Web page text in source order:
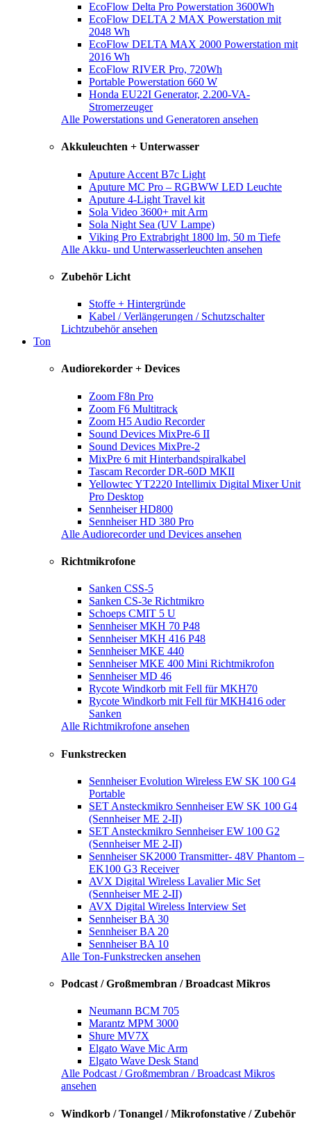
EcoFlow Delta Pro Powerstation 3600Wh
EcoFlow DELTA 2 MAX Powerstation mit
2048 Wh
EcoFlow DELTA MAX 2000 Powerstation mit
2016 Wh
EcoFlow RIVER Pro, 720Wh
Portable Powerstation 660 W
Honda EU22I Generator, 2.200-VA-
Stromerzeuger
Alle Powerstations und Generatoren ansehen
Akkuleuchten + Unterwasser
Aputure Accent B7c Light
Aputure MC Pro – RGBWW LED Leuchte
Aputure 4-Light Travel kit
Sola Video 3600+ mit Arm
Sola Night Sea (UV Lampe)
Viking Pro Extrabright 1800 lm, 50 m Tiefe
Alle Akku- und Unterwasserleuchten ansehen
Zubehör Licht
Stoffe + Hintergründe
Kabel / Verlängerungen / Schutzschalter
Lichtzubehör ansehen
Ton
Audiorekorder + Devices
Zoom F8n Pro
Zoom F6 Multitrack
Zoom H5 Audio Recorder
Sound Devices MixPre-6 II
Sound Devices MixPre-2
MixPre 6 mit Hinterbandspiralkabel
Tascam Recorder DR-60D MKII
Yellowtec YT2220 Intellimix Digital Mixer Unit
Pro Desktop
Sennheiser HD800
Sennheiser HD 380 Pro
Alle Audiorecorder und Devices ansehen
Richtmikrofone
Sanken CSS-5
Sanken CS-3e Richtmikro
Schoeps CMIT 5 U
Sennheiser MKH 70 P48
Sennheiser MKH 416 P48
Sennheiser MKE 440
Sennheiser MKE 400 Mini Richtmikrofon
Sennheiser MD 46
Rycote Windkorb mit Fell für MKH70
Rycote Windkorb mit Fell für MKH416 oder
Sanken
Alle Richtmikrofone ansehen
Funkstrecken
Sennheiser Evolution Wireless EW SK 100 G4
Portable
SET Ansteckmikro Sennheiser EW SK 100 G4
(Sennheiser ME 2-II)
SET Ansteckmikro Sennheiser EW 100 G2
(Sennheiser ME 2-II)
Sennheiser SK2000 Transmitter- 48V Phantom –
EK100 G3 Receiver
AVX Digital Wireless Lavalier Mic Set
(Sennheiser ME 2-II)
AVX Digital Wireless Interview Set
Sennheiser BA 30
Sennheiser BA 20
Sennheiser BA 10
Alle Ton-Funkstrecken ansehen
Podcast / Großmembran / Broadcast Mikros
Neumann BCM 705
Marantz MPM 3000
Shure MV7X
Elgato Wave Mic Arm
Elgato Wave Desk Stand
Alle Podcast / Großmembran / Broadcast Mikros
ansehen
Windkorb / Tonangel / Mikrofonstative / Zubehör